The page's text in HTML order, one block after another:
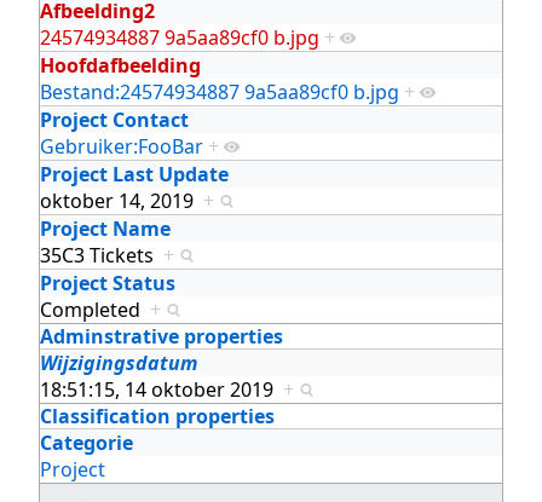
Afbeelding2
24574934887 9a5aa89cf0 b.jpg +
Hoofdafbeelding
Bestand:24574934887 9a5aa89cf0 b.jpg +
Project Contact
Gebruiker:FooBar +
Project Last Update
oktober 14, 2019 +
Project Name
35C3 Tickets +
Project Status
Completed +
Adminstrative properties
Wijzigingsdatum
18:51:15, 14 oktober 2019 +
Classification properties
Categorie
Project